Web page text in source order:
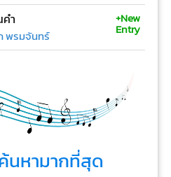
ำ
พรมจันทร์
+New
Entry
นหามากที่สุด